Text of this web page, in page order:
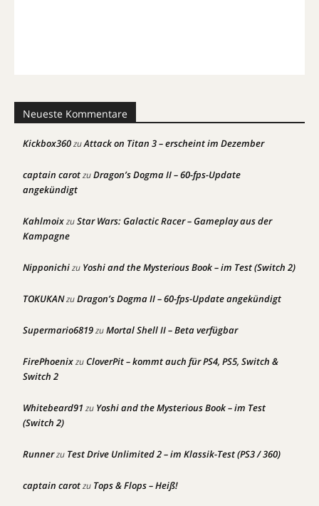
Neueste Kommentare
Kickbox360zuAttack on Titan 3 – erscheint im Dezember
captain carotzuDragon’s Dogma II – 60-fps-Update
angekündigt
KahlmoixzuStar Wars: Galactic Racer – Gameplay aus der
Kampagne
Nipponichizu Yoshi and the Mysterious Book – im Test (Switch 2)
TOKUKANzuDragon’s Dogma II – 60-fps-Update angekündigt
Supermario6819zuMortal Shell II – Beta verfügbar
FirePhoenixzuCloverPit – kommt auch für PS4, PS5, Switch &
Switch 2
Whitebeard91 zu Yoshi and the Mysterious Book – im Test
(Switch 2)
Runnerzu Test Drive Unlimited 2 – im Klassik-Test (PS3 / 360)
captain carotzu Tops & Flops – Heiß!